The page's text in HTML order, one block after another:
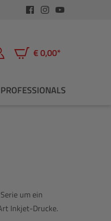
€ 0,00*
Warenkorb enthält 0
PROFESSIONALS
um ein
Inkjet-Drucke.